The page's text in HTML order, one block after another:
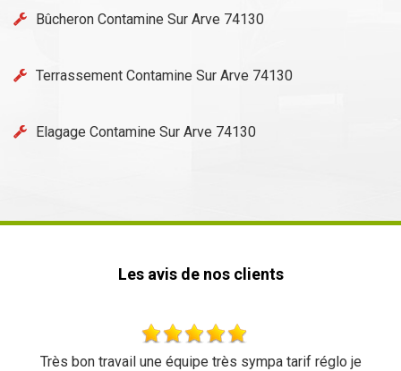
Bûcheron Contamine Sur Arve 74130
Terrassement Contamine Sur Arve 74130
Elagage Contamine Sur Arve 74130
Les avis de nos clients
réglo je Rapide et efficace, je recommande